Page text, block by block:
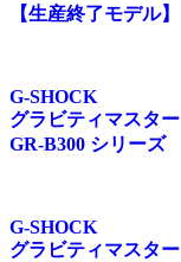
【生産終了モデル】
G-SHOCK
グラビティマスター
GR-B300 シリーズ
G-SHOCK
グラビティマスター